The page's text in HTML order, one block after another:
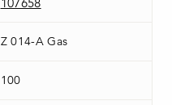
Z 014-A Gas
100